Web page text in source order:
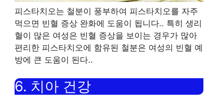
피스타치오는 철분이 풍부하여 피스타치오를 자주
먹으면 빈혈 증상 완화에 도움이 됩니다.. 특히 생리
혈이 많은 여성은 빈혈 증상을 보이는 경우가 많아
편리한 피스타치오에 함유된 철분은 여성의 빈혈 예
방에 큰 도움이 된다..
6. 치아 건강